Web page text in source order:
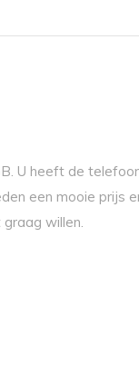
U heeft de
een mooie prijs
willen.